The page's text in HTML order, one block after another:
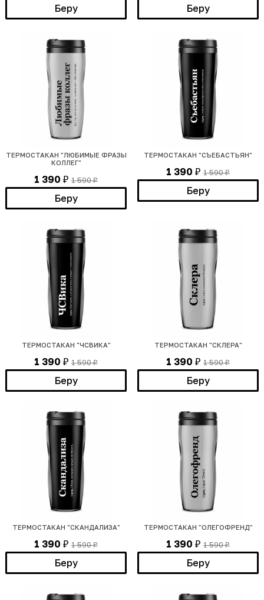
Беру Беру
ТЕРМОСТАКАН "ЛЮБИМЫЕ ФРАЗЫ
КОЛЛЕГ"
1 390 ₽ 1 590₽
Беру
ТЕРМОСТАКАН "СЪЕБАСТЬЯН"
1 390 ₽ 1 590₽
Беру
ТЕРМОСТАКАН "ЧСВИКА"
1 390 ₽ 1 590₽
Беру
ТЕРМОСТАКАН "СКЛЕРА"
1 390 ₽ 1 590₽
Беру
ТЕРМОСТАКАН "СКАНДАЛИЗА"
1 390 ₽ 1 590₽
Беру
ТЕРМОСТАКАН "ОЛЕГОФРЕНД"
1 390 ₽ 1 590₽
Беру